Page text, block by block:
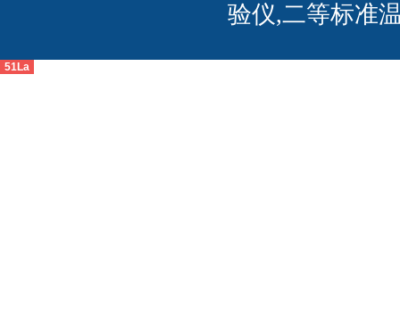
验仪,二等标准
51La